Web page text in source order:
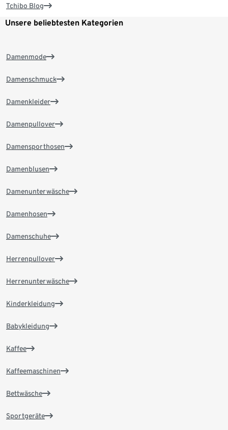
Tchibo Blog
Unsere beliebtesten Kategorien
Damenmode
Damenschmuck
Damenkleider
Damenpullover
Damensporthosen
Damenblusen
Damenunterwäsche
Damenhosen
Damenschuhe
Herrenpullover
Herrenunterwäsche
Kinderkleidung
Babykleidung
Kaffee
Kaffeemaschinen
Bettwäsche
Sportgeräte